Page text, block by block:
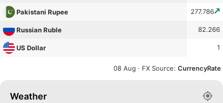
Pakistani Rupee 277.786
Russian Ruble 82.266
US Dollar 1
08 Aug · FX Source: CurrencyRate
Weather